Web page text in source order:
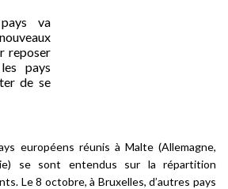
va
reposer
pays
de se
européens réunis à Malte (Allemagne,
se sont entendus sur la répartition
Le 8 octobre, à Bruxelles, d’autres pays